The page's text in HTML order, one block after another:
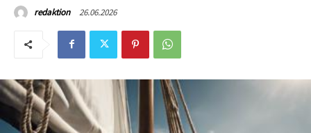
redaktion 26.06.2026